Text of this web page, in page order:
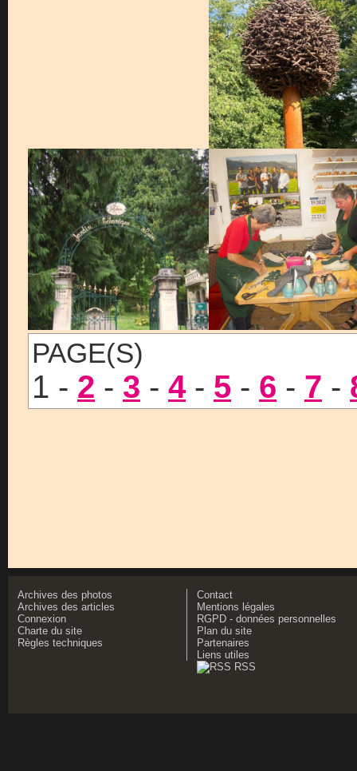
PAGE(S)
1 - 2 - 3 - 4 - 5 - 6 - 7 -
Archives des photos
Archives des articles
Connexion
Charte du site
Règles techniques
Contact
Mentions légales
RGPD - données personnelles
Plan du site
Partenaires
Liens utiles
RSS